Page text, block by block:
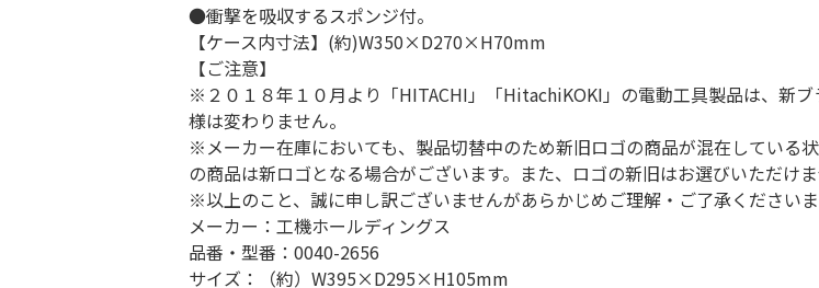
●衝撃を吸収するスポンジ付。
【ケース内寸法】(約)W350×D270×H70mm
【ご注意】
※２０１８年１０月より「HITACHI」「HitachiKOKI」の電動工具製品は、新
様は変わりません。
※メーカー在庫においても、製品切替中のため新旧ロゴの商品が混在している
の商品は新ロゴとなる場合がございます。また、ロゴの新旧はお選びいただけま
※以上のこと、誠に申し訳ございませんがあらかじめご理解・ご了承くださいま
メーカー：工機ホールディングス
品番・型番：0040-2656
サイズ：（約）W395×D295×H105mm